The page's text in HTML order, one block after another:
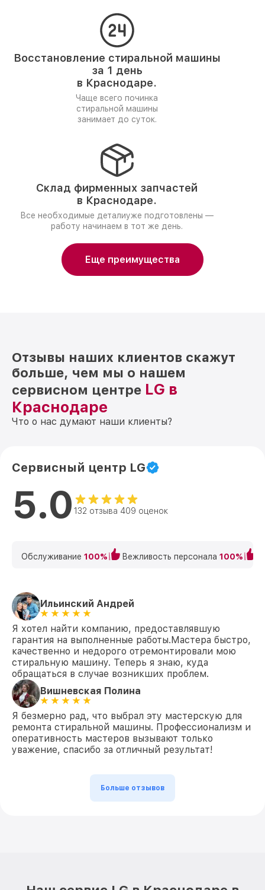
Восстановление стиральной машины
за 1 день
в Краснодаре.
Чаще всего починка
стиральной машины
занимает до суток.
Склад фирменных запчастей
в Краснодаре.
Все необходимые деталиуже подготовлены —
работу начинаем в тот же день.
Еще преимущества
Отзывы наших клиентов скажут
больше, чем мы о нашем
сервисном центре LG в
Краснодаре
Что о нас думают наши клиенты?
Сервисный центр LG
5.0 132 отзыва 409 оценок
Обслуживание 100% Вежливость персонала 100%
Ильинский Андрей
Я хотел найти компанию, предоставлявшую
гарантия на выполненные работы.Мастера быстро,
качественно и недорого отремонтировали мою
стиральную машину. Теперь я знаю, куда
обращаться в случае возникших проблем.
Вишневская Полина
Я безмерно рад, что выбрал эту мастерскую для
ремонта стиральной машины. Профессионализм и
оперативность мастеров вызывают только
уважение, спасибо за отличный результат!
Больше отзывов